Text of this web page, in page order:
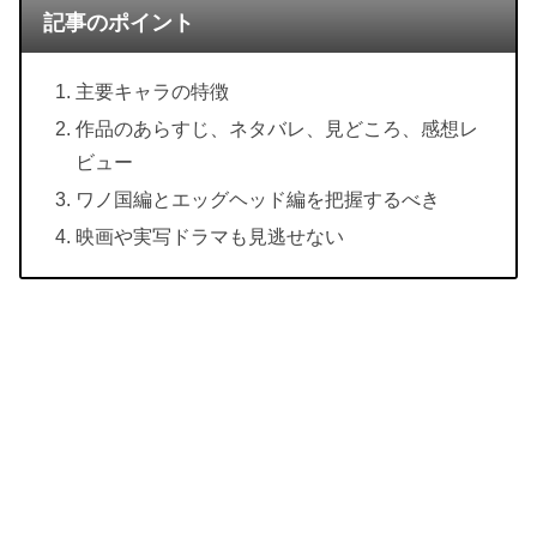
記事のポイント
主要キャラの特徴
作品のあらすじ、ネタバレ、見どころ、感想レ
ビュー
ワノ国編とエッグヘッド編を把握するべき
映画や実写ドラマも見逃せない